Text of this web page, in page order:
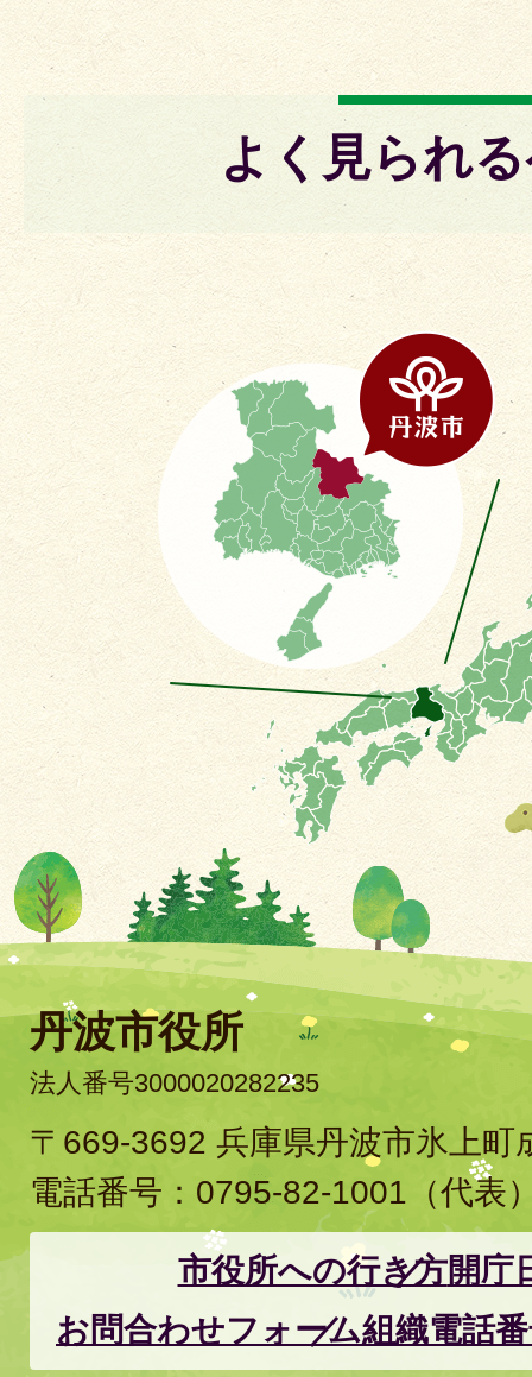
よく見られ
丹波市役所
法人番号3000020282235
〒669-3692 兵庫県丹波市氷上町
電話番号： 0795-82-1001 （代表
市役所への行き方開庁
お問合わせフォーム組織電話